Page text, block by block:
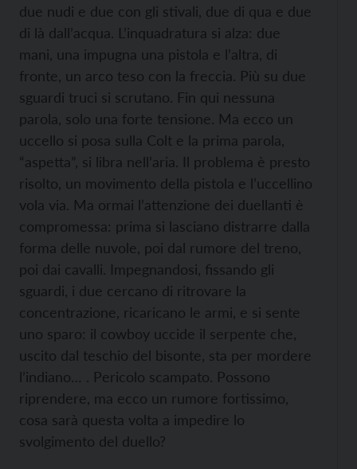
due nudi e due con gli stivali, due di qua e due
di là dall’acqua. L’inquadratura si alza: due
mani, una impugna una pistola e l’altra, di
fronte, un arco teso con la freccia. Più su due
sguardi truci si scrutano. Fin qui nessuna
parola, solo una forte tensione. Ma ecco un
uccello si posa sulla Colt e la prima parola,
“aspetta”, si libra nell’aria. Il problema è presto
risolto, un movimento della pistola e l’uccellino
vola via. Ma ormai l’attenzione dei duellanti è
compromessa: prima si lasciano distrarre dalla
forma delle nuvole, poi dal rumore del treno,
poi dai cavalli. Impegnandosi, fissando gli
sguardi, i due cercano di ritrovare la
concentrazione, ricaricano le armi, e si sente
uno sparo: il cowboy uccide il serpente che,
uscito dal teschio del bisonte, sta per mordere
l’indiano… . Pericolo scampato. Possono
riprendere, ma ecco un rumore fortissimo,
cosa sarà questa volta a impedire lo
svolgimento del duello?